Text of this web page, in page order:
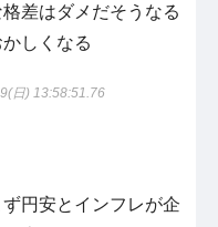
差はダメだそうなる
しくなる
日) 13:58:51.76
円安とインフレが企